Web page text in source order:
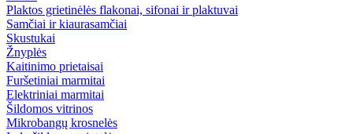
Plaktos grietinėlės flakonai, sifonai ir plaktuvai
Samčiai ir kiaurasamčiai
Skustukai
Žnyplės
Kaitinimo prietaisai
Furšetiniai marmitai
Elektriniai marmitai
Šildomos vitrinos
Mikrobangų krosnelės